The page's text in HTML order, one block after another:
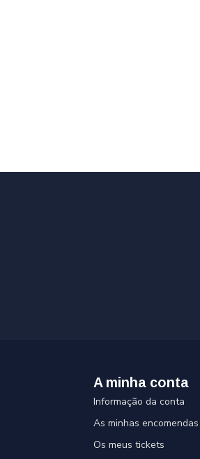
A minha conta
Informação da conta
As minhas encomendas
Os meus tickets